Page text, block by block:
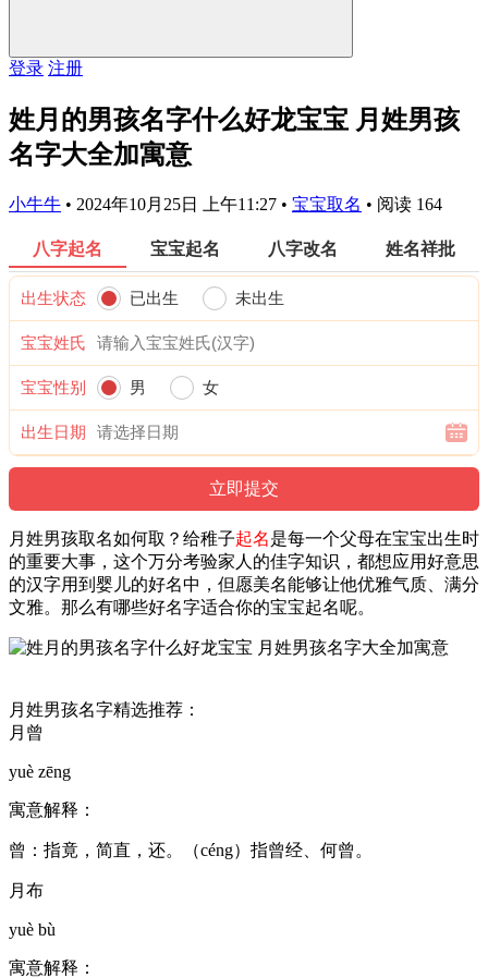
登录 注册
姓月的男孩名字什么好龙宝宝 月姓男孩
名字大全加寓意
小牛牛 • 2024年10月25日 上午11:27 • 宝宝取名 • 阅读 164
八字起名 宝宝起名 八字改名 姓名祥批
出生状态 已出生 未出生
宝宝姓氏
宝宝性别 男 女
出生日期
月姓男孩取名如何取？给稚子起名是每一个父母在宝宝出生时
的重要大事，这个万分考验家人的佳字知识，都想应用好意思
的汉字用到婴儿的好名中，但愿美名能够让他优雅气质、满分
文雅。那么有哪些好名字适合你的宝宝起名呢。
月姓男孩名字精选推荐：
月曾
yuè zēng
寓意解释：
曾：指竟，简直，还。（céng）指曾经、何曾。
月布
yuè bù
寓意解释：